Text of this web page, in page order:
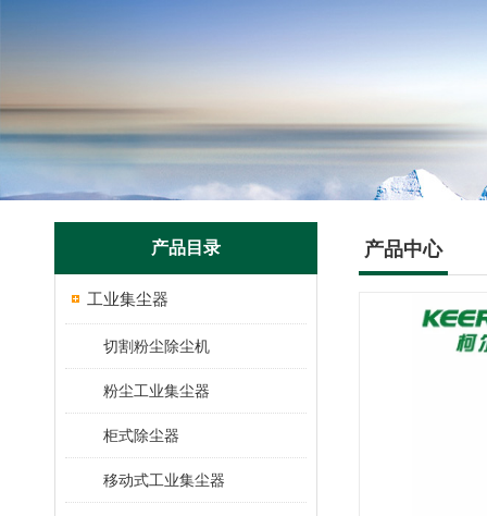
产品目录
工业集尘器
切割粉尘除尘机
粉尘工业集尘器
柜式除尘器
移动式工业集尘器
产品中心